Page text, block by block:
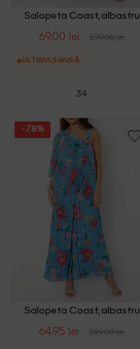
Salopeta Coast, albastru
69.00 lei 229.00 lei
ULTIMA ȘANSĂ
34
- 78%
Salopeta Coast, albastru
64.95 lei 289.00 lei